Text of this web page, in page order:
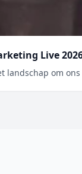
Live
landschap om